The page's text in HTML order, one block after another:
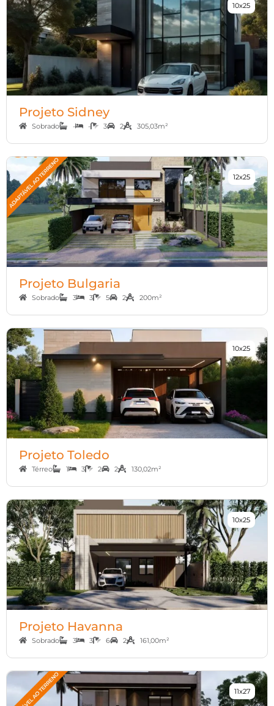
Projeto Sidney
Sobrado - - 3 2 305,03m²
10x25
Projeto Bulgaria
Sobrado 3 3 5 2 200m²
12x25
Projeto Toledo
Térreo 1 3 2 2 130,02m²
10x25
Projeto Havanna
Sobrado 3 3 6 2 161,00m²
10x25
11x27